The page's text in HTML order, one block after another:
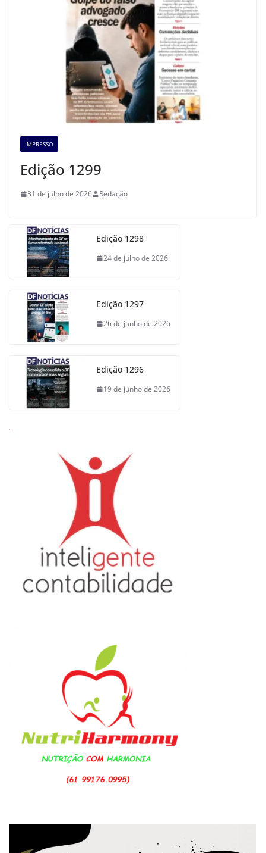
IMPRESSO
Edição 1299
31 de julho de 2026 Redação
Edição 1298
24 de julho de 2026
Edição 1297
26 de junho de 2026
Edição 1296
19 de junho de 2026